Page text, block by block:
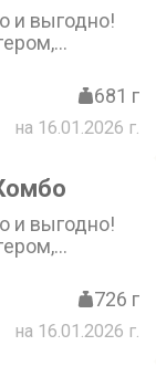
и выгодно!
цене!681 г
на 16.01.2026 г.
и выгодно!
цене!726 г
на 16.01.2026 г.